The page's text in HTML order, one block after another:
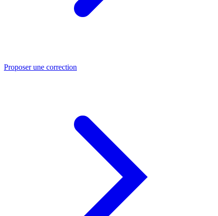
Proposer une correction